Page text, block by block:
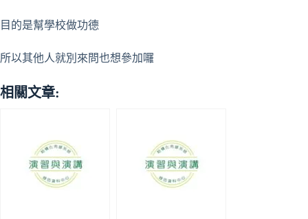
目的是幫學校做功德
所以其他人就別來問也想參加囉
相關文章: